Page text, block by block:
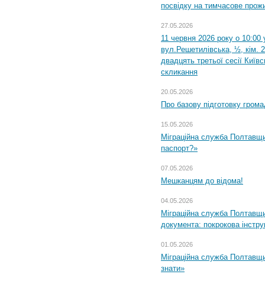
посвідку на тимчасове
27.05.2026
11 червня 2026 року о 10:00
вул.Решетилівська, ½, кім.
двадцять третьої сесії
скликання
20.05.2026
Про базову підготовку
15.05.2026
Міграційна служба
паспорт?»
07.05.2026
Мешканцям до відома!
04.05.2026
Міграційна служба
документа: покрокова
01.05.2026
Міграційна служба
знати»